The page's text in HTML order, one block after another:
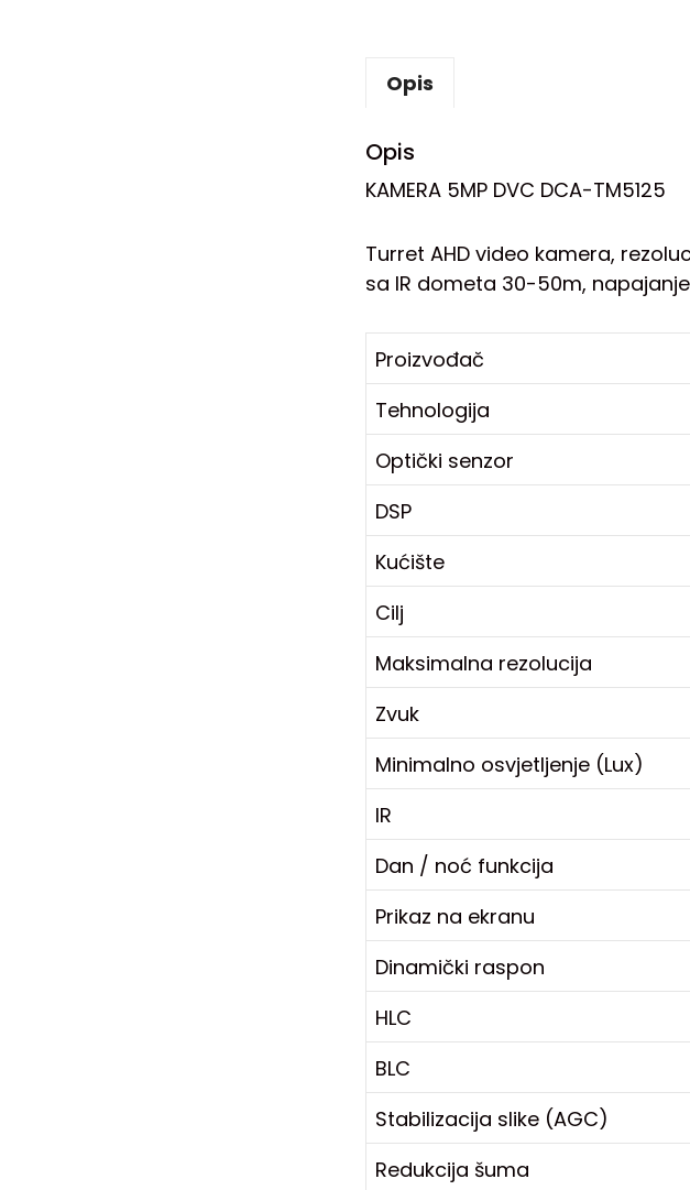
Opis
Opis
KAMERA 5MP DVC DCA-TM5125
Turret AHD video kamera,
sa IR dometa 30-50m, napajanje
Proizvođač
Tehnologija
Optički senzor
DSP
Kućište
Cilj
Maksimalna rezolucija
Zvuk
Minimalno osvjetljenje (Lux)
IR
Dan / noć funkcija
Prikaz na ekranu
Dinamički raspon
HLC
BLC
Stabilizacija slike (AGC)
Redukcija šuma